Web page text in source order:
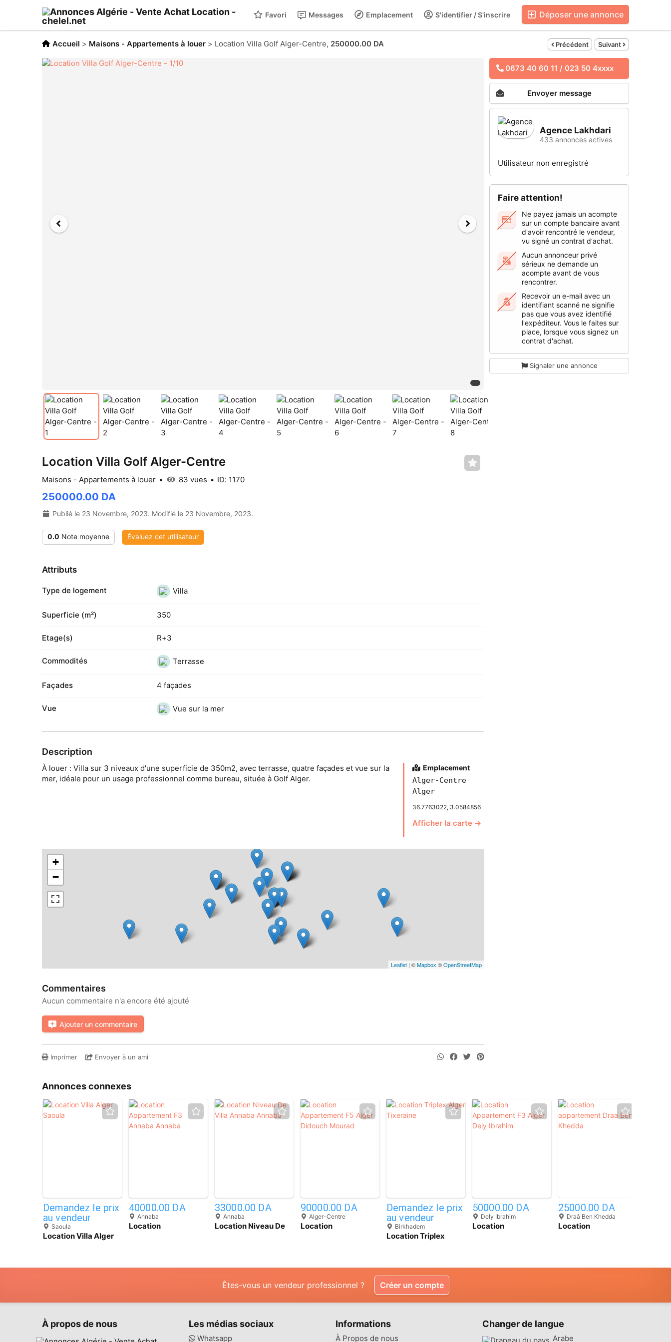
Déposer une annonce
S'identifier / S'inscrire
Emplacement
Messages
Favori
Accueil > Maisons - Appartements à louer > Location Villa Golf Alger-Centre, 250000.00 DA Précédent Suivant
Location Villa Golf Alger-Centre
Maisons - Appartements à louer 83 vues ID: 1170
250000.00 DA
Publié le 23 Novembre, 2023. Modifié le 23 Novembre, 2023.
0.0 Note moyenne Évaluez cet utilisateur
Attributs
Type de logement Villa
Superficie (m²) 350
Etage(s) R+3
Commodités Terrasse
Façades 4 façades
Vue Vue sur la mer
Description
À louer : Villa sur 3 niveaux d'une superficie de 350m2, avec terrasse, quatre façades et vue sur la
mer, idéale pour un usage professionnel comme bureau, située à Golf Alger.
Emplacement
Alger-Centre
Alger
36.7763022, 3.0584856
Afficher la carte →
+
−
Leaflet | ©Mapbox ©OpenStreetMap
Commentaires
Aucun commentaire n'a encore été ajouté
Ajouter un commentaire
Imprimer Envoyer à un ami
0673 40 60 11 / 023 50 4xxxx
Envoyer message
Agence Lakhdari
433 annonces actives
Utilisateur non enregistré
Faire attention!
Ne payez jamais un acompte
sur un compte bancaire avant
d'avoir rencontré le vendeur,
vu signé un contrat d'achat.
Aucun annonceur privé
sérieux ne demande un
acompte avant de vous
rencontrer.
Recevoir un e-mail avec un
identifiant scanné ne signifie
pas que vous avez identifié
l'expéditeur. Vous le faites sur
place, lorsque vous signez un
contrat d'achat.
Signaler une annonce
Annonces connexes
Demandez le prix
au vendeur
Saoula
Location Villa Alger
40000.00 DA
Annaba
Location
33000.00 DA
Annaba
Location Niveau De
90000.00 DA
Alger-Centre
Location
Demandez le prix
au vendeur
Birkhadem
Location Triplex
50000.00 DA
Dely Ibrahim
Location
25000.00 DA
Draâ Ben Khedda
Location
Êtes-vous un vendeur professionnel ? Créer un compte
À propos de nous Les médias sociaux
Whatsapp
Informations
À Propos de nous
Changer de langue
Arabe